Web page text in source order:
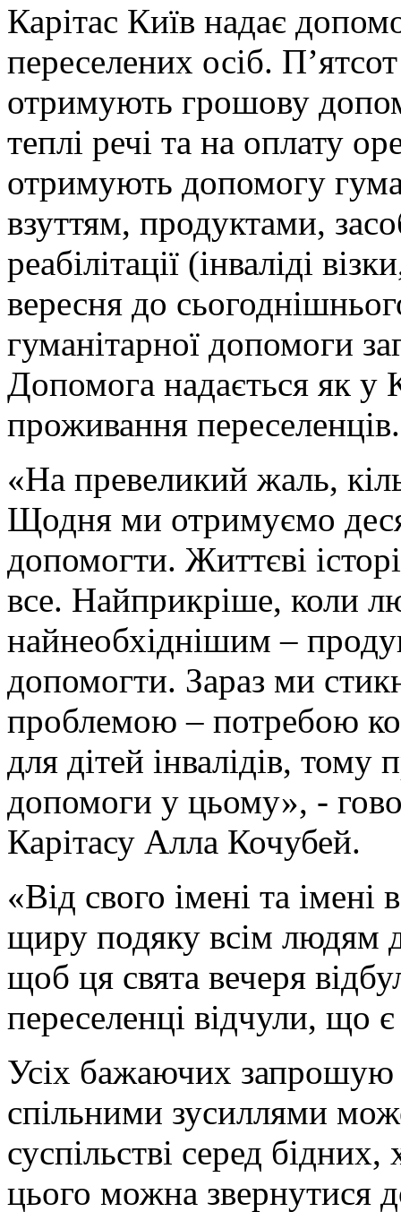
Карітас Київ надає
переселених осіб.
отримують грошову
теплі речі та на оплату
отримують допомогу
взуттям, продуктами,
реабілітації (інваліді
вересня до
гуманітарної допомоги
Допомога надається як у
проживання переселенців.
«На превеликий жаль,
Щодня ми отримуємо
допомогти. Життєві
все. Найприкріше, коли
найнеобхіднішим –
допомогти. Зараз ми
проблемою – потребою
для дітей інвалідів,
допомоги у цьому», -
Карітасу Алла Кочубей.
«Від свого імені та імені
щиру подяку всім людям
щоб ця свята вечеря
переселенці відчули, що
Усіх бажаючих запрошую
спільними зусиллями
суспільстві серед
цього можна звернутися